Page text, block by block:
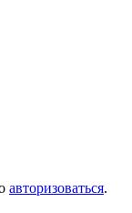
авторизоваться.